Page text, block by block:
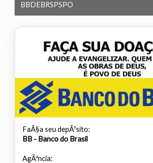
BBDEBRSPSPO
FaÃ§a seu depÃ³sito:
BB - Banco do Brasil
AgÃªncia: